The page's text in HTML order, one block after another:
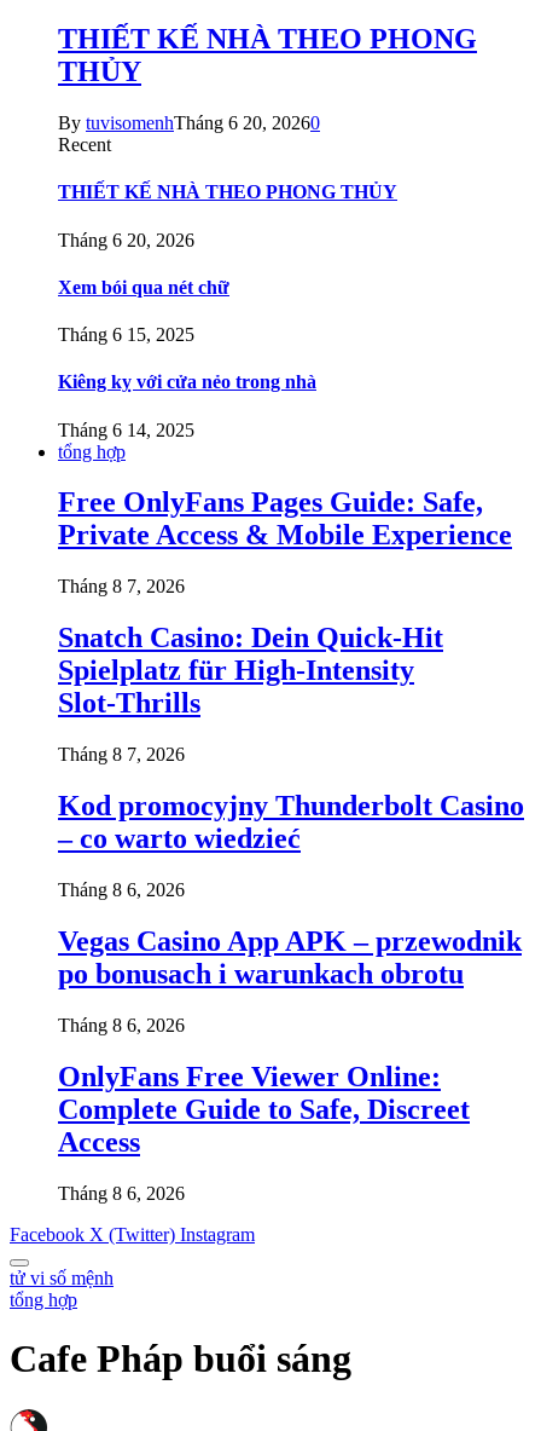
THIẾT KẾ NHÀ THEO PHONG
THỦY
By tuvisomenhTháng 6 20, 20260
Recent
THIẾT KẾ NHÀ THEO PHONG THỦY
Tháng 6 20, 2026
Xem bói qua nét chữ
Tháng 6 15, 2025
Kiêng kỵ với cửa nẻo trong nhà
Tháng 6 14, 2025
tổng hợp
Free OnlyFans Pages Guide: Safe,
Private Access & Mobile Experience
Tháng 8 7, 2026
Snatch Casino: Dein Quick‑Hit
Spielplatz für High‑Intensity
Slot‑Thrills
Tháng 8 7, 2026
Kod promocyjny Thunderbolt Casino
– co warto wiedzieć
Tháng 8 6, 2026
Vegas Casino App APK – przewodnik
po bonusach i warunkach obrotu
Tháng 8 6, 2026
OnlyFans Free Viewer Online:
Complete Guide to Safe, Discreet
Access
Tháng 8 6, 2026
Facebook X (Twitter) Instagram
tử vi số mệnh
tổng hợp
Cafe Pháp buổi sáng